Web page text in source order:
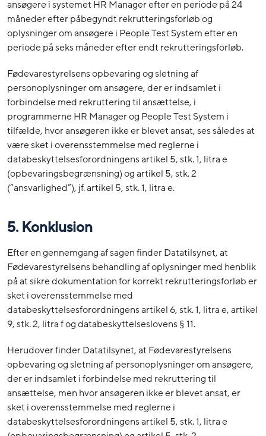
ansøgere i systemet HR Manager efter en periode på 24
måneder efter påbegyndt rekrutteringsforløb og
oplysninger om ansøgere i People Test System efter en
periode på seks måneder efter endt rekrutteringsforløb.
Fødevarestyrelsens opbevaring og sletning af
personoplysninger om ansøgere, der er indsamlet i
forbindelse med rekruttering til ansættelse, i
programmerne HR Manager og People Test System i
tilfælde, hvor ansøgeren ikke er blevet ansat, ses således at
være sket i overensstemmelse med reglerne i
databeskyttelsesforordningens artikel 5, stk. 1, litra e
(opbevaringsbegrænsning) og artikel 5, stk. 2
(”ansvarlighed”), jf. artikel 5, stk. 1, litra e.
5. Konklusion
Efter en gennemgang af sagen finder Datatilsynet, at
Fødevarestyrelsens behandling af oplysninger med henblik
på at sikre dokumentation for korrekt rekrutteringsforløb er
sket i overensstemmelse med
databeskyttelsesforordningens artikel 6, stk. 1, litra e, artikel
9, stk. 2, litra f og databeskyttelseslovens § 11.
Herudover finder Datatilsynet, at Fødevarestyrelsens
opbevaring og sletning af personoplysninger om ansøgere,
der er indsamlet i forbindelse med rekruttering til
ansættelse, men hvor ansøgeren ikke er blevet ansat, er
sket i overensstemmelse med reglerne i
databeskyttelsesforordningens artikel 5, stk. 1, litra e